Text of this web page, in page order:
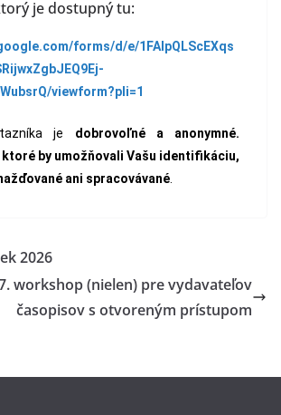
je dostupný tu:
forms/d/e/1FAIpQLScEXqs
viewform?pli=1
je dobrovoľné a anonymné.
ktoré by umožňovali Vašu identifikáciu,
ani spracovávané
2026
workshop (nielen) pre vydavateľov
časopisov s otvoreným prístupom